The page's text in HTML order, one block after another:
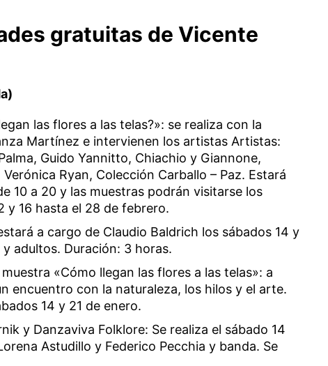
gratuitas de Vicente
las flores a las telas?»: se realiza con la
Martínez e intervienen los artistas Artistas:
Guido Yannitto, Chiachio y Giannone,
Ryan, Colección Carballo – Paz. Estará
10 a 20 y las muestras podrán visitarse los
y 16 hasta el 28 de febrero.
a cargo de Claudio Baldrich los sábados 14 y
adultos. Duración: 3 horas.
«Cómo llegan las flores a las telas»: a
encuentro con la naturaleza, los hilos y el arte.
14 y 21 de enero.
y Danzaviva Folklore: Se realiza el sábado 14
Astudillo y Federico Pecchia y banda. Se